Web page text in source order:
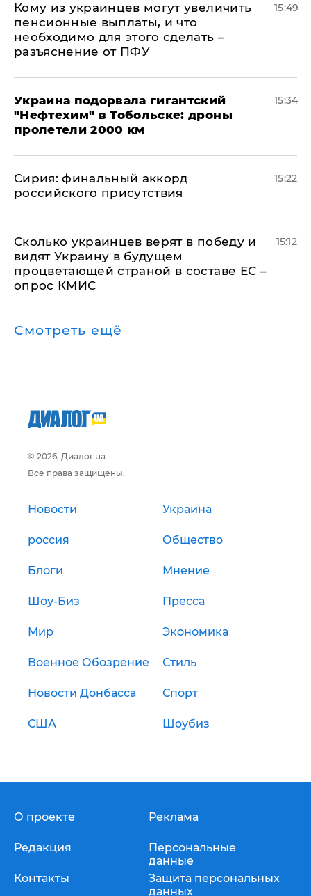
Кому из украинцев могут увеличить
пенсионные выплаты, и что
необходимо для этого сделать –
разъяснение от ПФУ
15:49
Украина подорвала гигантский
"Нефтехим" в Тобольске: дроны
пролетели 2000 км
15:34
​Сирия: финальный аккорд
российского присутствия
15:22
Сколько украинцев верят в победу и
видят Украину в будущем
процветающей страной в составе ЕС –
опрос КМИС
15:12
Смотреть ещё
© 2026, Диалог.ua
Все права защищены.
Новости Украина
россия Общество
Блоги Мнение
Шоу-Биз Пресса
Мир Экономика
Военное Обозрение Стиль
Новости Донбасса Спорт
США Шоубиз
О проекте
Редакция
Контакты
Реклама
Персональные
данные
Защита персональных
данных